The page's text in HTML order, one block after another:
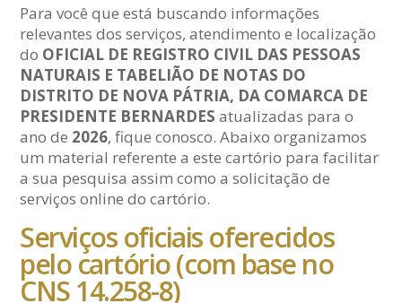
Para você que está buscando informações
relevantes dos serviços, atendimento e localização
do OFICIAL DE REGISTRO CIVIL DAS PESSOAS
NATURAIS E TABELIÃO DE NOTAS DO
DISTRITO DE NOVA PÁTRIA, DA COMARCA DE
PRESIDENTE BERNARDES atualizadas para o
ano de 2026, fique conosco. Abaixo organizamos
um material referente a este cartório para facilitar
a sua pesquisa assim como a solicitação de
serviços online do cartório.
Serviços oficiais oferecidos
pelo cartório (com base no
CNS 14.258-8)